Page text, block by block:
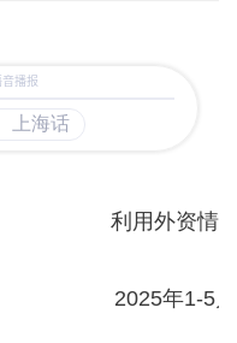
利用外资情
2025年1-5月